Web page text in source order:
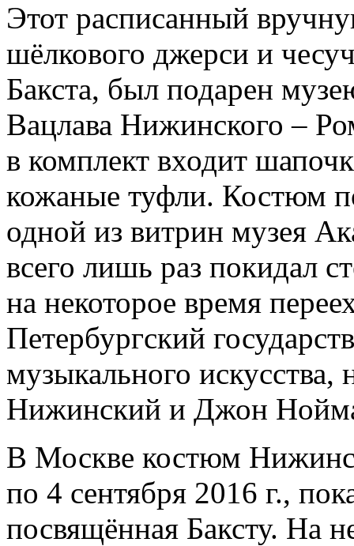
Этот расписанный
шёлкового джерси и
Бакста, был подарен
Вацлава Нижинского –
в комплект входит
кожаные туфли. Костюм
одной из витрин музея
всего лишь раз покидал
на некоторое время
Петербургский
музыкального искусства,
Нижинский и Джон
В Москве костюм
по 4 сентября 2016 г.,
посвящённая Баксту. На